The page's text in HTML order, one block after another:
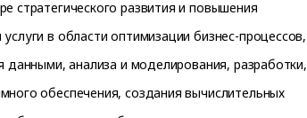
стратегического развития и повышения
в области оптимизации бизнес-процессов,
данными, анализа и моделирования, разработки,
обеспечения, создания вычислительных